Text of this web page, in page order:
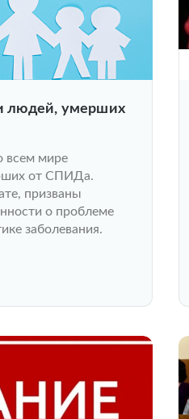
людей, умерших
всем мире
от СПИДа.
призваны
о проблеме
заболевания.